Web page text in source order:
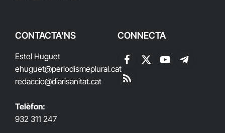
CONTACTA'NS
Estel Huguet
ehuguet@periodismeplural.cat
redaccio@diarisanitat.cat
Telèfon:
932 311 247
CONNECTA
Facebook
X
YouTubeTelegram
RSS